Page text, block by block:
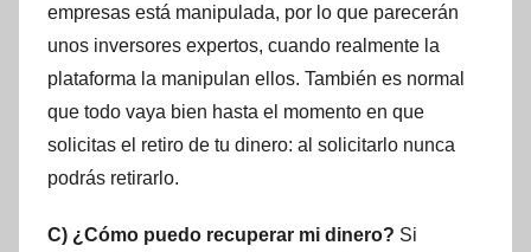
empresas está manipulada, por lo que parecerán
unos inversores expertos, cuando realmente la
plataforma la manipulan ellos. También es normal
que todo vaya bien hasta el momento en que
solicitas el retiro de tu dinero: al solicitarlo nunca
podrás retirarlo.
C) ¿Cómo puedo recuperar mi dinero? Si